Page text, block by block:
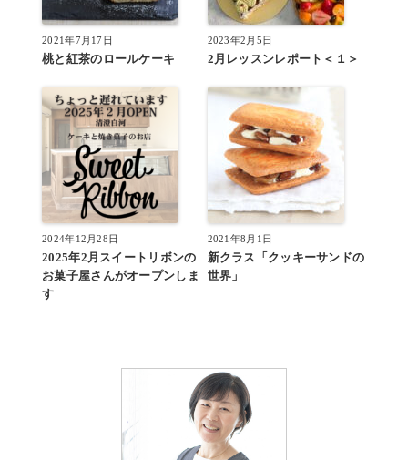
2021年7月17日
桃と紅茶のロールケーキ
2023年2月5日
2月レッスンレポート＜１＞
2024年12月28日
2025年2月スイートリボンの
お菓子屋さんがオープンしま
す
2021年8月1日
新クラス「クッキーサンドの
世界」